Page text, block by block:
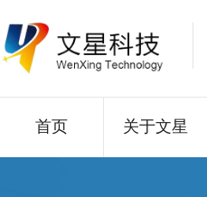
首页 关于文星